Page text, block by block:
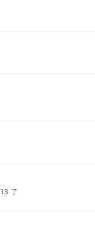
了